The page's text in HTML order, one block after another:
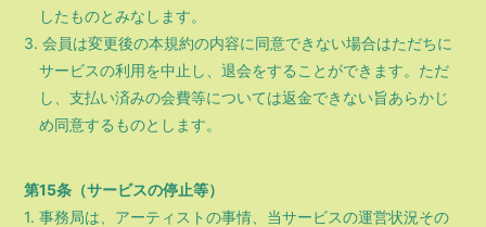
したものとみなします。
3. 会員は変更後の本規約の内容に同意できない場合はただちに
サービスの利用を中止し、退会をすることができます。ただ
し、支払い済みの会費等については返金できない旨あらかじ
め同意するものとします。
第15条（サービスの停止等）
1. 事務局は、アーティストの事情、当サービスの運営状況その